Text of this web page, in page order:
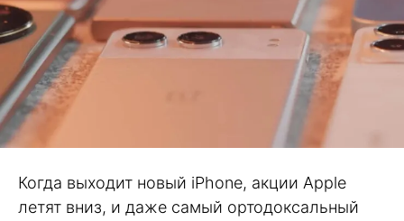
Когда выходит новый iPhone, акции Apple
летят вниз, и даже самый ортодоксальный